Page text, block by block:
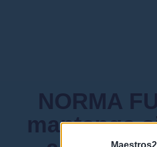
NORMA
mantenga